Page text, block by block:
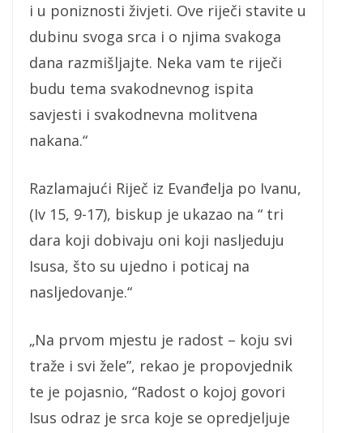
i u poniznosti živjeti. Ove riječi stavite u
dubinu svoga srca i o njima svakoga
dana razmišljajte. Neka vam te riječi
budu tema svakodnevnog ispita
savjesti i svakodnevna molitvena
nakana.“
Razlamajući Riječ iz Evanđelja po Ivanu,
(Iv 15, 9-17), biskup je ukazao na “ tri
dara koji dobivaju oni koji nasljeduju
Isusa, što su ujedno i poticaj na
nasljedovanje.“
„Na prvom mjestu je radost – koju svi
traže i svi žele”, rekao je propovjednik
te je pojasnio, “Radost o kojoj govori
Isus odraz je srca koje se opredjeljuje